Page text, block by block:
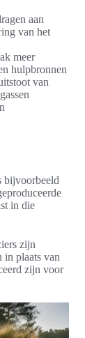
aan
van het
meer
hulpbronnen
van
bijvoorbeeld
in die
zijn
in plaats van
zijn voor